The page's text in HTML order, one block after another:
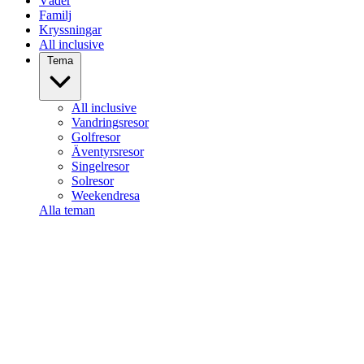
Familj
Kryssningar
All inclusive
Tema
All inclusive
Vandringsresor
Golfresor
Äventyrsresor
Singelresor
Solresor
Weekendresa
Alla teman